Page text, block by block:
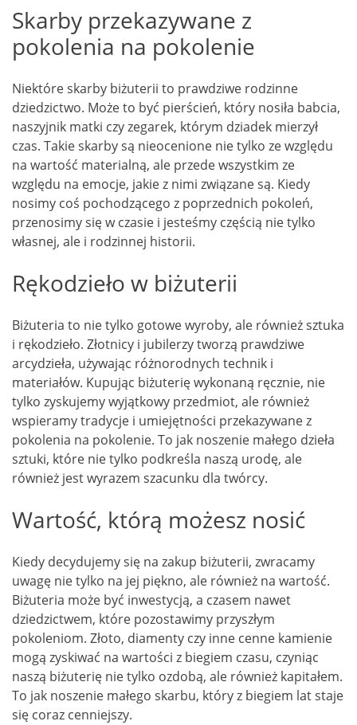
Skarby przekazywane z
pokolenia na pokolenie
Niektóre skarby biżuterii to prawdziwe rodzinne
dziedzictwo. Może to być pierścień, który nosiła babcia,
naszyjnik matki czy zegarek, którym dziadek mierzył
czas. Takie skarby są nieocenione nie tylko ze względu
na wartość materialną, ale przede wszystkim ze
względu na emocje, jakie z nimi związane są. Kiedy
nosimy coś pochodzącego z poprzednich pokoleń,
przenosimy się w czasie i jesteśmy częścią nie tylko
własnej, ale i rodzinnej historii.
Rękodzieło w biżuterii
Biżuteria to nie tylko gotowe wyroby, ale również sztuka
i rękodzieło. Złotnicy i jubilerzy tworzą prawdziwe
arcydzieła, używając różnorodnych technik i
materiałów. Kupując biżuterię wykonaną ręcznie, nie
tylko zyskujemy wyjątkowy przedmiot, ale również
wspieramy tradycje i umiejętności przekazywane z
pokolenia na pokolenie. To jak noszenie małego dzieła
sztuki, które nie tylko podkreśla naszą urodę, ale
również jest wyrazem szacunku dla twórcy.
Wartość, którą możesz nosić
Kiedy decydujemy się na zakup biżuterii, zwracamy
uwagę nie tylko na jej piękno, ale również na wartość.
Biżuteria może być inwestycją, a czasem nawet
dziedzictwem, które pozostawimy przyszłym
pokoleniom. Złoto, diamenty czy inne cenne kamienie
mogą zyskiwać na wartości z biegiem czasu, czyniąc
naszą biżuterię nie tylko ozdobą, ale również kapitałem.
To jak noszenie małego skarbu, który z biegiem lat staje
się coraz cenniejszy.